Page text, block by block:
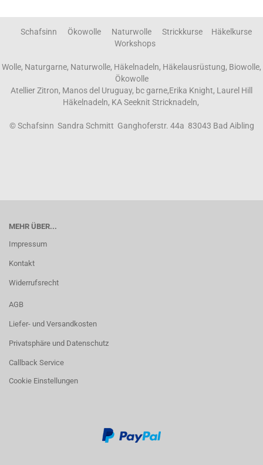
Schafsinn Ökowolle Naturwolle Strickkurse Häkelkurse
Workshops
Wolle, Naturgarne, Naturwolle, Häkelnadeln, Häkelausrüstung, Biowolle,
Ökowolle
Atellier Zitron, Manos del Uruguay, bc garne,Erika Knight, Laurel Hill
Häkelnadeln, KA Seeknit Stricknadeln,
© Schafsinn Sandra Schmitt Ganghoferstr. 44a 83043 Bad Aibling
MEHR ÜBER...
Impressum
Kontakt
Widerrufsrecht
AGB
Liefer- und Versandkosten
Privatsphäre und Datenschutz
Callback Service
Cookie Einstellungen